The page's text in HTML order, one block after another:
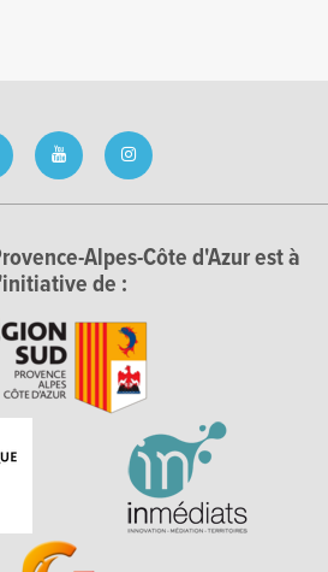
Alpes-Côte d'Azur est à
de :